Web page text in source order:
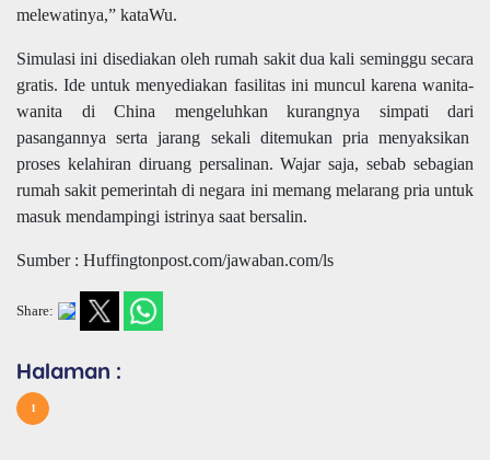
melewatinya,” kataWu.
Simulasi ini disediakan oleh rumah sakit dua kali seminggu secara
gratis. Ide untuk menyediakan fasilitas ini muncul karena wanita-
wanita di China mengeluhkan kurangnya simpati dari
pasangannya serta jarang sekali ditemukan pria menyaksikan
proses kelahiran diruang persalinan. Wajar saja, sebab sebagian
rumah sakit pemerintah di negara ini memang melarang pria untuk
masuk mendampingi istrinya saat bersalin.
Sumber : Huffingtonpost.com/jawaban.com/ls
Share:
Halaman :
1